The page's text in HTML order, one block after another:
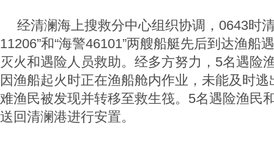
经清澜海上搜救分中心组织协调，0643时
11206”和“海警46101”两艘船艇先后到达渔船
灭火和遇险人员救助。经多方努力，5名遇险
因渔船起火时正在渔船舱内作业，未能及时
难渔民被发现并转移至救生筏。5名遇险渔民
送回清澜港进行安置。